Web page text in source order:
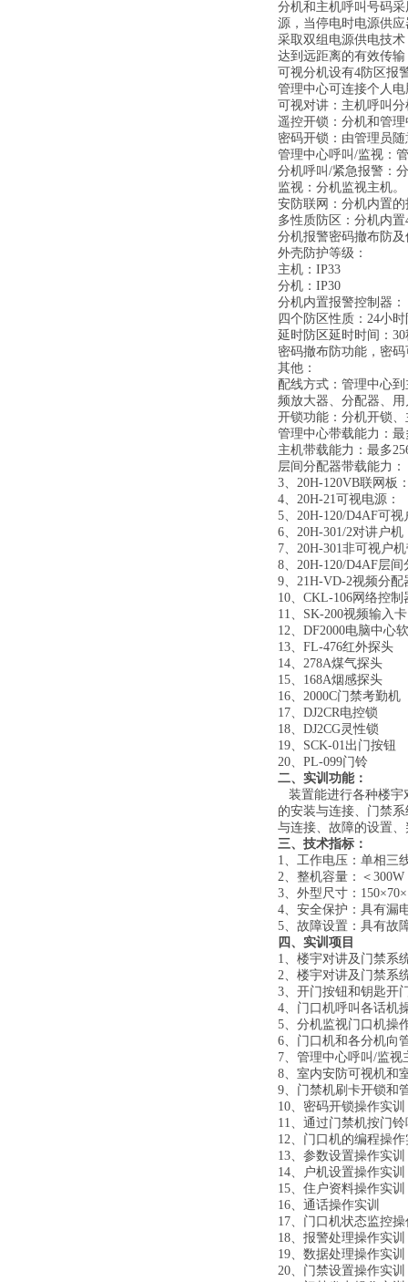
分机和主机呼叫号码
源，当停电时电源供
采取双组电源供电技
达到远距离的有效传
可视分机设有4防区报
管理中心可连接个人
可视对讲：主机呼叫
遥控开锁：分机和管
密码开锁：由管理员
管理中心呼叫 /监视：
分机呼叫 /紧急报警：
监视：分机监视主机。
安防联网：分机内置
多性质防区：分机内置
分机报警密码撤布防
外壳防护等级：
主机： IP33
分机： IP30
分机内置报警控制器：
四个防区性质： 24小
延时防区延时时间：
密码撤布防功能，密
其他：
配线方式：管理中心
频放大器、分配器、
开锁功能：分机开锁
管理中心带载能力：最
主机带载能力：最多
层间分配器带载能力：
3、20H-120VB联网板
4、20H-21可视电源：
5、20H-120/D4AF可
6、20H-301/2对讲户机
7、20H-301非可视户
8、20H-120/D4AF层间
9、21H-VD-2视频分配
10、CKL-106网络控制
11、SK-200视频输入卡
12、DF2000电脑中心
13、FL-476红外探头
14、278A煤气探头
15、168A烟感探头
16、2000C门禁考勤机
17、DJ2CR电控锁
18、DJ2CG灵性锁
19、SCK-01出门按钮
20、PL-099门铃
二、实训功能：
装置能进行各种楼
的安装与连接、门禁
与连接、故障的设置
三、技术指标：
1、 工作电压：单相三
2、 整机容量：＜ 300W
3、 外型尺寸：
4、 安全保护：具有漏
5、 故障设置：具有故
四、实训项目
1、楼宇对讲及门禁系
2、楼宇对讲及门禁系
3、开门按钮和钥匙开
4、门口机呼叫各话机
5、分机监视门口机操
6、门口机和各分机向
7、管理中心呼叫/监
8、室内安防可视机和
9、门禁机刷卡开锁和
10、密码开锁操作实训
11、通过门禁机按门
12、门口机的编程操
13、参数设置操作实训
14、户机设置操作实训
15、住户资料操作实训
16、通话操作实训
17、门口机状态监控
18、报警处理操作实训
19、数据处理操作实训
20、门禁设置操作实训